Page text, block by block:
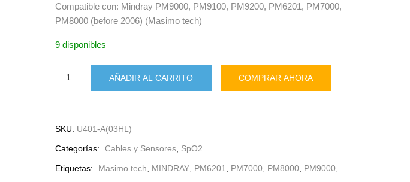
Compatible con: Mindray PM9000, PM9100, PM9200, PM6201, PM7000,
PM8000 (before 2006) (Masimo tech)
9 disponibles
AÑADIR AL CARRITO COMPRAR AHORA
SKU: U401-A(03HL)
Categorías: Cables y Sensores SpO2
Etiquetas: Masimo tech MINDRAY PM6201 PM7000 PM8000 PM9000